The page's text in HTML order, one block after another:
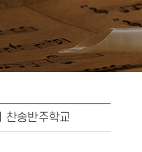
찬송반주학교